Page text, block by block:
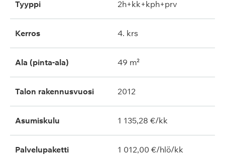
Tyyppi 2h+kk+kph+prv
Kerros 4. krs
Ala (pinta-ala) 49 m²
Talon rakennusvuosi 2012
Asumiskulu 1 135,28 €/kk
Palvelupaketti 1 012,00 €/hlö/kk